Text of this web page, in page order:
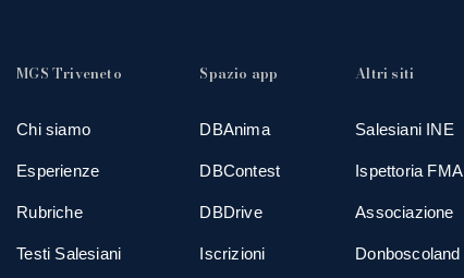
MGS Triveneto
Chi siamo
Esperienze
Rubriche
Testi Salesiani
Spazio app
DBAnima
DBContest
DBDrive
Iscrizioni
Altri siti
Salesiani INE
Ispettoria FMA
Associazione
Donboscoland